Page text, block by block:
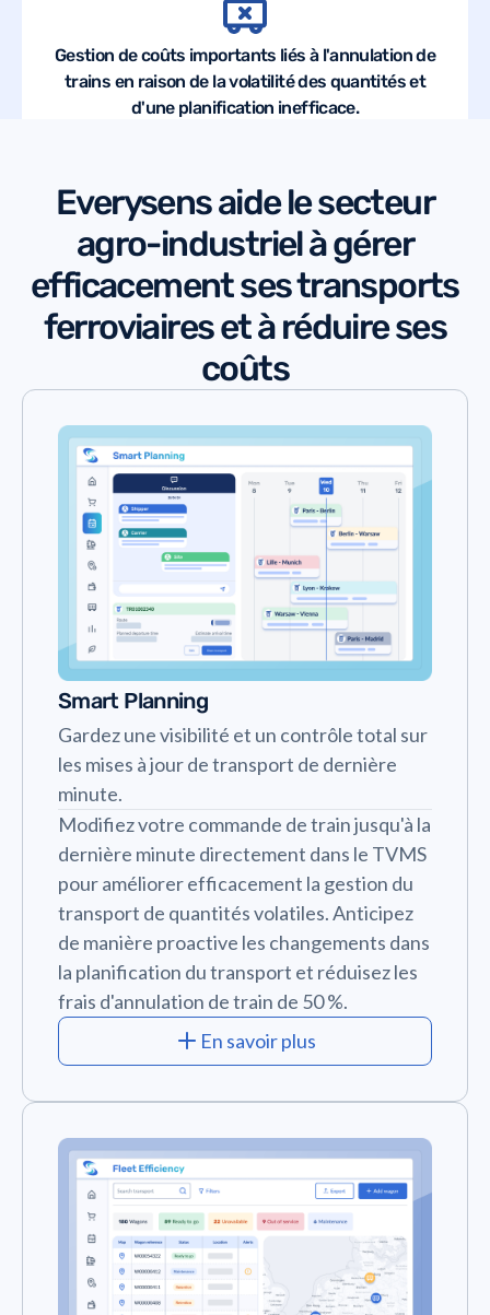
Gestion de coûts importants liés à l'annulation de
trains en raison de la volatilité des quantités et
d'une planification inefficace.
Everysens aide le secteur
agro-industriel à gérer
efficacement ses transports
ferroviaires et à réduire ses
coûts
Smart Planning
Gardez une visibilité et un contrôle total sur
les mises à jour de transport de dernière
minute.
Modifiez votre commande de train jusqu'à la
dernière minute directement dans le TVMS
pour améliorer efficacement la gestion du
transport de quantités volatiles. Anticipez
de manière proactive les changements dans
la planification du transport et réduisez les
frais d'annulation de train de 50 %.
En savoir plus